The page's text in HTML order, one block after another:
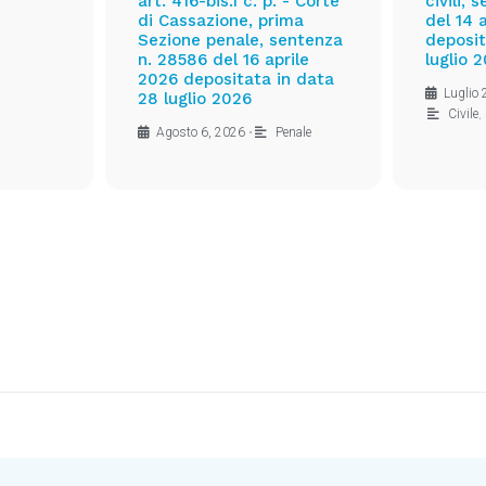
di Cassazione, prima
Sezione penale, sentenza
n. 28586 del 16 aprile
2026 depositata in data
28 luglio 2026
Agosto 6, 2026 • Penale
del 14
luglio
Luglio
Civile,